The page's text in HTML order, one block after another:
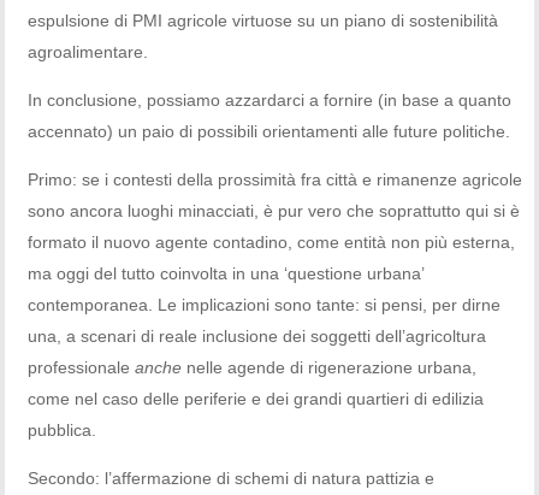
espulsione di PMI agricole virtuose su un piano di sostenibilità
agroalimentare.
In conclusione, possiamo azzardarci a fornire (in base a quanto
accennato) un paio di possibili orientamenti alle future politiche.
Primo: se i contesti della prossimità fra città e rimanenze agricole
sono ancora luoghi minacciati, è pur vero che soprattutto qui si è
formato il nuovo agente contadino, come entità non più esterna,
ma oggi del tutto coinvolta in una ‘questione urbana’
contemporanea. Le implicazioni sono tante: si pensi, per dirne
una, a scenari di reale inclusione dei soggetti dell’agricoltura
professionaleanche nelle agende di rigenerazione urbana,
come nel caso delle periferie e dei grandi quartieri di edilizia
pubblica.
Secondo: l’affermazione di schemi di natura pattizia e